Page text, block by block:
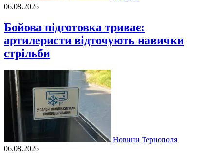
06.08.2026
Бойова підготовка триває:
артилеристи відточують навички
стрільби
Новини Тернополя
06.08.2026